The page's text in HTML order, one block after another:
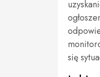
się